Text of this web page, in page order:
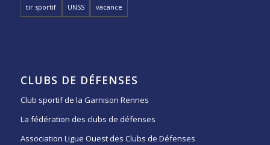
tir sportif UNSS vacance
CLUBS DE DÉFENSES
Club sportif de la Garnison Rennes
La fédération des clubs de défenses
Association Ligue Ouest des Clubs de Défenses